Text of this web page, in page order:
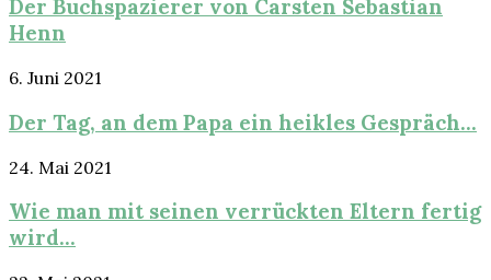
Der Buchspazierer von Carsten Sebastian
Henn
6. Juni 2021
Der Tag, an dem Papa ein heikles Gespräch...
24. Mai 2021
Wie man mit seinen verrückten Eltern fertig
wird...